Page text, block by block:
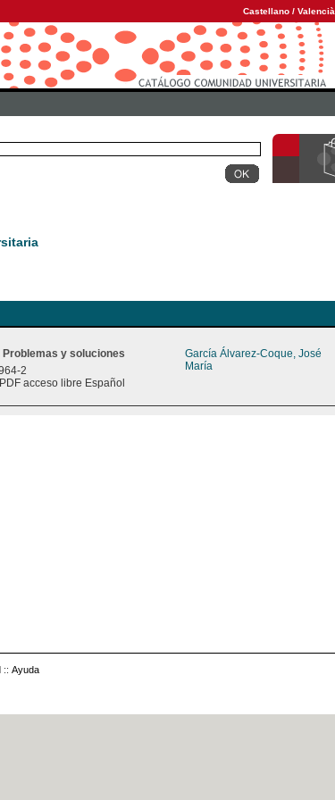
Castellano / Valencià
y soluciones
2
acceso libre Español
García Álvarez-Coque, José
María
:: Ayuda